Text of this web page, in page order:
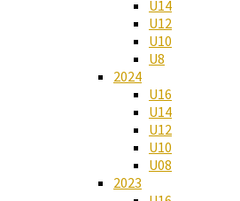
U14
U12
U10
U8
2024
U16
U14
U12
U10
U08
2023